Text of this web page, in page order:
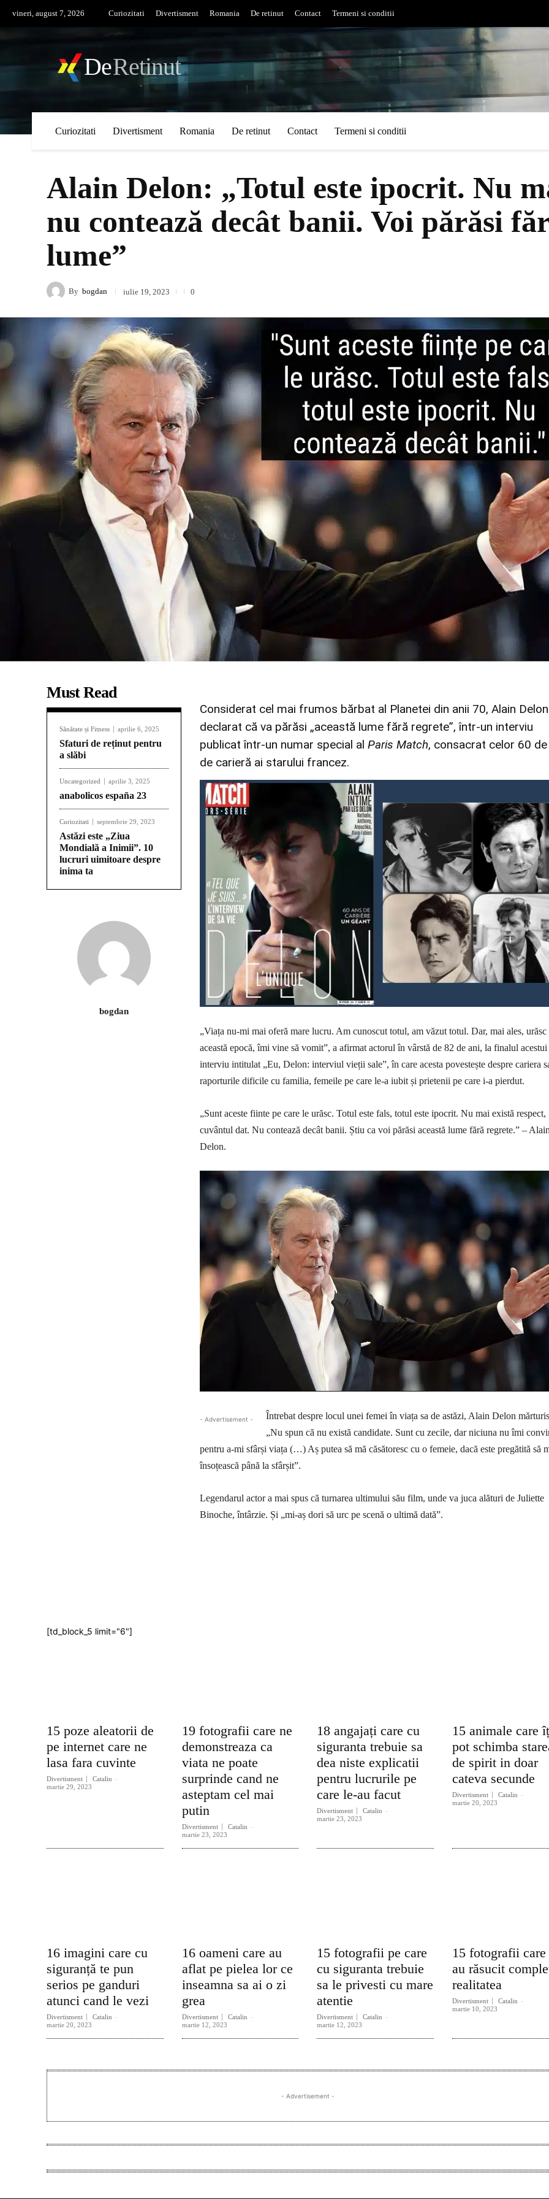
vineri, august 7, 2026 Curiozitati Divertisment Romania De retinut Contact Termeni si conditii
DeRetinut
Curiozitati Divertisment Romania De retinut Contact Termeni si conditii
Alain Delon: „Totul este ipocrit. Nu
nu contează decât banii. Voi părăsi
lume”
By bogdan iulie 19, 2023 0
Must Read
Sănătate și Fitness aprilie 6, 2025
Sfaturi de reținut pentru
a slăbi
Uncategorized aprilie 3, 2025
anabolicos españa 23
Curiozitati septembrie 29, 2023
Astăzi este „Ziua
Mondială a Inimii”. 10
lucruri uimitoare despre
inima ta
bogdan
Considerat cel mai frumos bărbat al Planetei din anii 70, Alain
declarat că va părăsi „această lume fără regrete”, într-un interviu
publicat într-un numar special al Paris Match, consacrat celor 60 de
de carieră ai starului francez.
„Viața nu-mi mai oferă mare lucru. Am cunoscut totul, am văzut totul. Dar, mai ales, urăsc
această epocă, îmi vine să vomit”, a afirmat actorul în vârstă de 82 de ani, la finalul acestui
interviu intitulat „Eu, Delon: interviul vieții sale”, în care acesta povestește despre cariera
raporturile dificile cu familia, femeile pe care le-a iubit și prietenii pe care i-a pierdut.
„Sunt aceste fiinte pe care le urăsc. Totul este fals, totul este ipocrit. Nu mai există respect,
cuvântul dat. Nu contează decât banii. Știu ca voi părăsi această lume fără regrete.” –
Delon.
- Advertisement -
Întrebat despre locul unei femei în viața sa de astăzi, Alain Delon
„Nu spun că nu există candidate. Sunt cu zecile, dar niciuna nu îmi
pentru a-mi sfârși viața (…) Aș putea să mă căsătoresc cu o femeie, dacă este pregătită să
însoțească până la sfârșit”.
Legendarul actor a mai spus că turnarea ultimului său film, unde va juca alături de Juliette
Binoche, întârzie. Și „mi-aș dori să urc pe scenă o ultimă dată”.
[td_block_5 limit="6"]
15 poze aleatorii de
pe internet care ne
lasa fara cuvinte
Divertisment Catalin -
martie 29, 2023
19 fotografii care ne
demonstreaza ca
viata ne poate
surprinde cand ne
asteptam cel mai
putin
Divertisment Catalin -
martie 23, 2023
18 angajați care cu
siguranta trebuie sa
dea niste explicatii
pentru lucrurile pe
care le-au facut
Divertisment Catalin -
martie 23, 2023
15 animale care
pot schimba
de spirit in doar
cateva secunde
Divertisment Catalin -
martie 20, 2023
16 imagini care cu
siguranță te pun
serios pe ganduri
atunci cand le vezi
Divertisment Catalin -
martie 20, 2023
16 oameni care au
aflat pe pielea lor ce
inseamna sa ai o zi
grea
Divertisment Catalin -
martie 12, 2023
15 fotografii pe care
cu siguranta trebuie
sa le privesti cu mare
atentie
Divertisment Catalin -
martie 12, 2023
15 fotografii care
au răsucit
realitatea
Divertisment Catalin -
martie 10, 2023
- Advertisement -